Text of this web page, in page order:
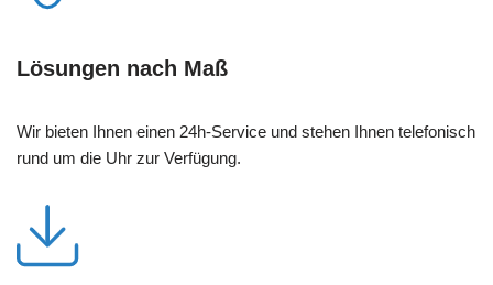
Lösungen nach Maß
Wir bieten Ihnen einen 24h-Service und stehen Ihnen telefonisch
rund um die Uhr zur Verfügung.